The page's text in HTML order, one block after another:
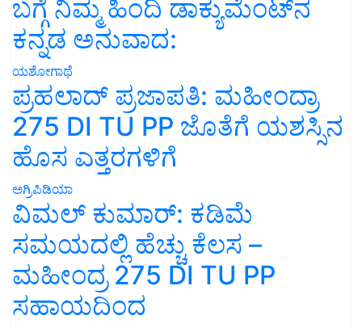
ಬಗ್ಗೆ ನಿಮ್ಮ ಹಿಂದಿ ಡಾಕ್ಯುಮೆಂಟ್‌ನ
ಕನ್ನಡ ಅನುವಾದ:
ಯಶೋಗಾಥೆ
ಪ್ರಹಲಾದ್ ಪ್ರಜಾಪತಿ: ಮಹೀಂದ್ರಾ
275 DI TU PP ಜೊತೆಗೆ ಯಶಸ್ಸಿನ
ಹೊಸ ಎತ್ತರಗಳಿಗೆ
ಅಗ್ರಿಪಿಡಿಯಾ
ವಿಮಲ್ ಕುಮಾರ್: ಕಡಿಮೆ
ಸಮಯದಲ್ಲಿ ಹೆಚ್ಚು ಕೆಲಸ –
ಮಹೀಂದ್ರ 275 DI TU PP
ಸಹಾಯದಿಂದ